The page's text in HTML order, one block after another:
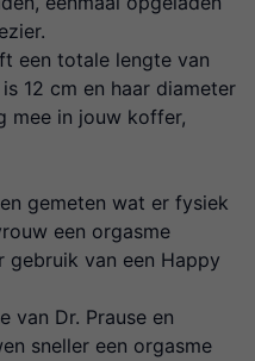
een totale lengte van
12 cm en haar diameter
mee in jouw koffer,
gemeten wat er fysiek
een orgasme
van een Happy
van Dr. Prause en
sneller een orgasme